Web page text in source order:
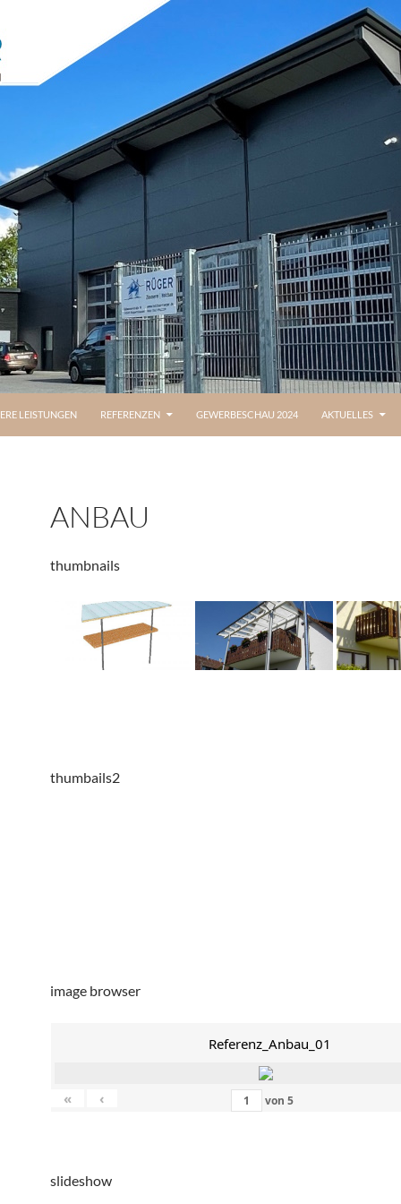
LEISTUNGEN REFERENZEN GEWERBESCHAU 2024 AKTUELLES
ANBAU
thumbnails
thumbails2
image browser
Referenz_Anbau_01
« ‹ von 5
slideshow